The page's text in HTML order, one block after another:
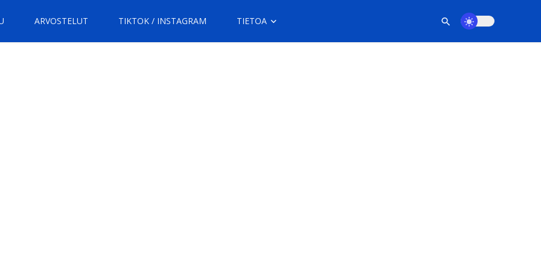
ARVOSTELUT TIKTOK / INSTAGRAM TIETOA